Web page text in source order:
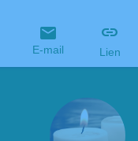
E-mail Lien